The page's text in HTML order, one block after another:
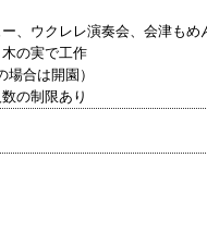
ウクレレ演奏会、会津もめ
の実で工作
合は開園）
制限あり